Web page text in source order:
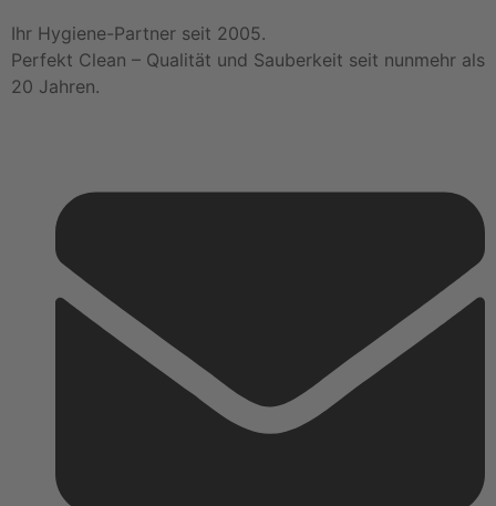
Ihr Hygiene-Partner seit 2005.
Perfekt Clean – Qualität und Sauberkeit seit nunmehr als
20 Jahren.